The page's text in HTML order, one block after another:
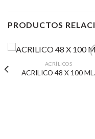
PRODUCTOS
ACRÍLICOS
ACRILICO 48 X 100 ML.